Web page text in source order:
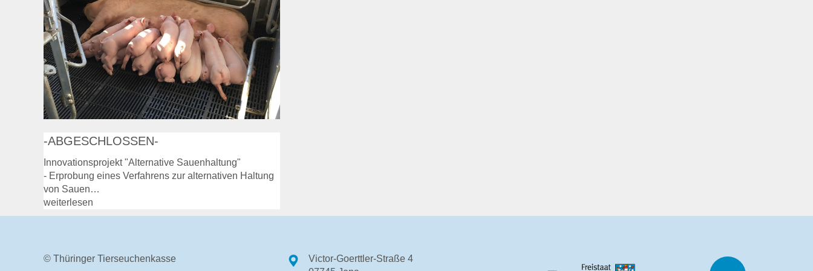
-ABGESCHLOSSEN-
Innovationsprojekt "Alternative Sauenhaltung"
- Erprobung eines Verfahrens zur alternativen Haltung
von Sauen…
weiterlesen
© Thüringer Tierseuchenkasse
Victor-Goerttler-Straße 4